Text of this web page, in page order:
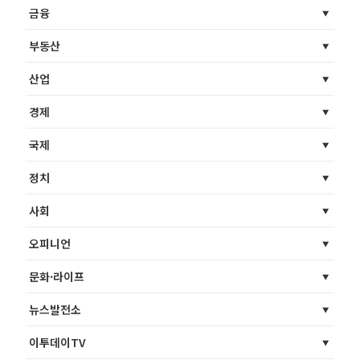
금융
부동산
산업
경제
국제
정치
사회
오피니언
문화·라이프
뉴스발전소
이투데이TV